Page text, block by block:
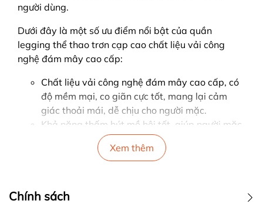
người dùng.
Dưới đây là một số ưu điểm nổi bật của quần
legging thể thao trơn cạp cao chất liệu vải công
nghệ đám mây cao cấp:
Chất liệu vải công nghệ đám mây cao cấp, có
độ mềm mại, co giãn cực tốt, mang lại cảm
giác thoải mái, dễ chịu cho người mặc.
Khả năng thấm hút mồ hôi tốt, giúp người mặc
luôn cảm thấy khô thoáng, thoải mái khi vận
Cạp cao giúp ôm lấy phần bụng, giúp người
Xem thêm
Chính sách